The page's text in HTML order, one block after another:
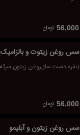
56,000 تومان
سس روغن زیتوت و بالزامیک
1نفره,دست ساز,روغن زیتون,سرکه بالزامیک,ادویه مخصوص
56,000 تومان
سس روغن زیتون و آبلیمو